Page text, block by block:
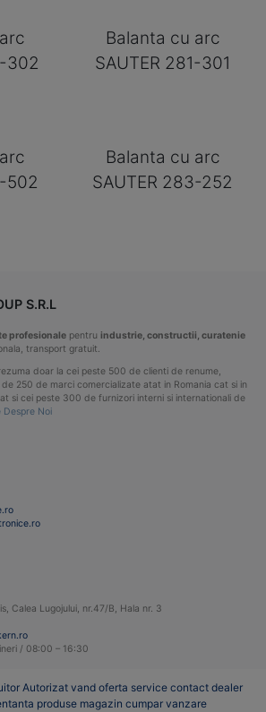
302
Balanta cu arc
SAUTER 281-301
502
Balanta cu arc
SAUTER 283-252
S.R.L
profesionale pentru industrie, constructii, curatenie
transport gratuit.
doar la cei peste 500 de clienti de renume,
250 de marci comercializate atat in Romania cat si in
si cei peste 300 de furnizori interni si internationali de
Despre Noi
Calea Lugojului, nr.47/B, Hala nr. 3
/ 08:00 – 16:30